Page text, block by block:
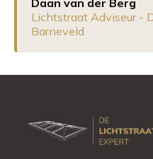
Lichtstraat Adviseur -
Barneveld